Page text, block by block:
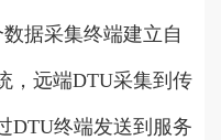
据采集终端建立自
，远端DTU采集到传
DTU终端发送到服务